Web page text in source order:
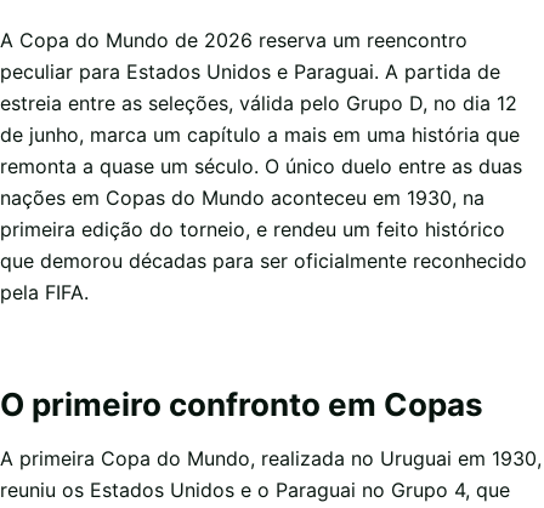
A Copa do Mundo de 2026 reserva um reencontro
peculiar para Estados Unidos e Paraguai. A partida de
estreia entre as seleções, válida pelo Grupo D, no dia 12
de junho, marca um capítulo a mais em uma história que
remonta a quase um século. O único duelo entre as duas
nações em Copas do Mundo aconteceu em 1930, na
primeira edição do torneio, e rendeu um feito histórico
que demorou décadas para ser oficialmente reconhecido
pela FIFA.
O primeiro confronto em Copas
A primeira Copa do Mundo, realizada no Uruguai em 1930,
reuniu os Estados Unidos e o Paraguai no Grupo 4, que